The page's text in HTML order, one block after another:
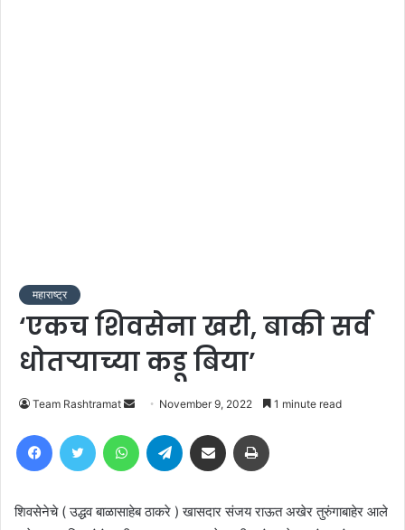
महाराष्ट्र
‘एकच शिवसेना खरी, बाकी सर्व
धोतऱ्याच्या कडू बिया’
Team Rashtramat
Send
email
November 9, 2022 1 minute read
FacebookTwitter WhatsAppTelegram Share via Email
शिवसेनेचे ( उद्धव बाळासाहेब ठाकरे ) खासदार संजय राऊत अखेर तुरुंगाबाहेर आले